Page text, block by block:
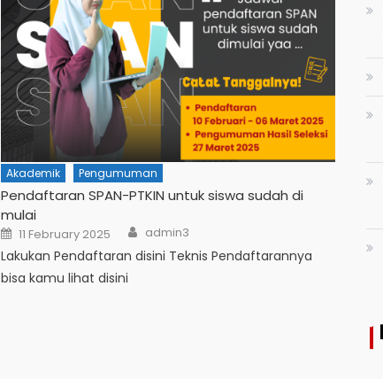
Akademik Pengumuman
Pendaftaran SPAN-PTKIN untuk siswa sudah di
mulai
11 February 2025 admin3
Lakukan Pendaftaran disini Teknis Pendaftarannya
bisa kamu lihat disini